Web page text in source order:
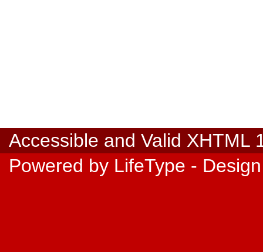
Accessible and Valid XHTML
Powered by LifeType -